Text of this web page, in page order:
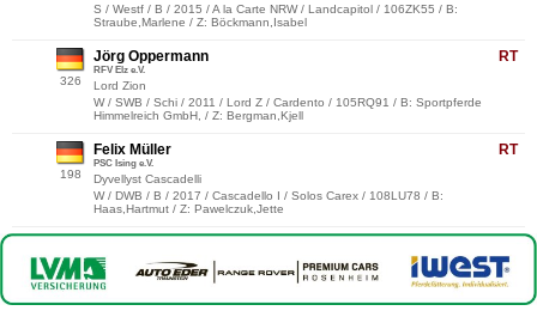
S / Westf / B / 2015 / A la Carte NRW / Landcapitol / 106ZK55 / B:
Straube,Marlene / Z: Böckmann,Isabel
326
RT
Jörg Oppermann
RFV Elz e.V.
Lord Zion
W / SWB / Schi / 2011 / Lord Z / Cardento / 105RQ91 / B: Sportpferde
Himmelreich GmbH, / Z: Bergman,Kjell
198
RT
Felix Müller
PSC Ising e.V.
Dyvellyst Cascadelli
W / DWB / B / 2017 / Cascadello I / Solos Carex / 108LU78 / B:
Haas,Hartmut / Z: Pawelczuk,Jette